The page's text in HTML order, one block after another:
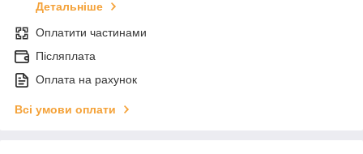
Детальніше
Оплатити частинами
Післяплата
Оплата на рахунок
Всі умови оплати